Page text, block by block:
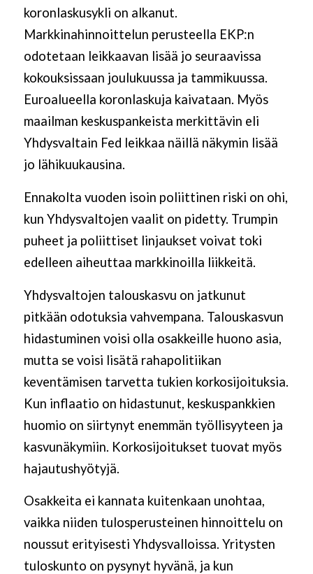
koronlaskusykli on alkanut.
Markkinahinnoittelun perusteella EKP:n
odotetaan leikkaavan lisää jo seuraavissa
kokouksissaan joulukuussa ja tammikuussa.
Euroalueella koronlaskuja kaivataan. Myös
maailman keskuspankeista merkittävin eli
Yhdysvaltain Fed leikkaa näillä näkymin lisää
jo lähikuukausina.
Ennakolta vuoden isoin poliittinen riski on ohi,
kun Yhdysvaltojen vaalit on pidetty. Trumpin
puheet ja poliittiset linjaukset voivat toki
edelleen aiheuttaa markkinoilla liikkeitä.
Yhdysvaltojen talouskasvu on jatkunut
pitkään odotuksia vahvempana. Talouskasvun
hidastuminen voisi olla osakkeille huono asia,
mutta se voisi lisätä rahapolitiikan
keventämisen tarvetta tukien korkosijoituksia.
Kun inflaatio on hidastunut, keskuspankkien
huomio on siirtynyt enemmän työllisyyteen ja
kasvunäkymiin. Korkosijoitukset tuovat myös
hajautushyötyjä.
Osakkeita ei kannata kuitenkaan unohtaa,
vaikka niiden tulosperusteinen hinnoittelu on
noussut erityisesti Yhdysvalloissa. Yritysten
tuloskunto on pysynyt hyvänä, ja kun